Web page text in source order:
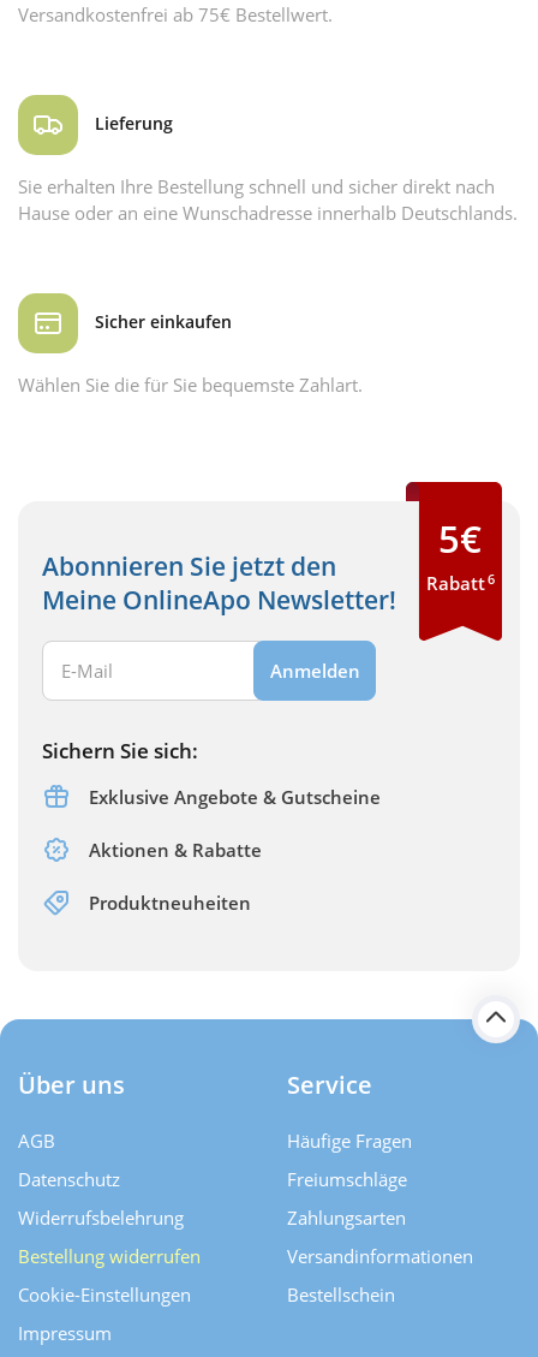
Versandkostenfrei ab 75€ Bestellwert.
Lieferung
Sie erhalten Ihre Bestellung schnell und sicher direkt nach
Hause oder an eine Wunschadresse innerhalb Deutschlands.
Sicher einkaufen
Wählen Sie die für Sie bequemste Zahlart.
Abonnieren Sie jetzt den
Meine OnlineApo Newsletter!
Ihre E-Mail Adresse:
Anmelden
Sichern Sie sich:
Exklusive Angebote & Gutscheine
Aktionen & Rabatte
Produktneuheiten
5€
Rabatt6
Über uns
AGB
Datenschutz
Widerrufsbelehrung
Bestellung widerrufen
Cookie-Einstellungen
Impressum
Service
Häufige Fragen
Freiumschläge
Zahlungsarten
Versand­informationen
Bestellschein